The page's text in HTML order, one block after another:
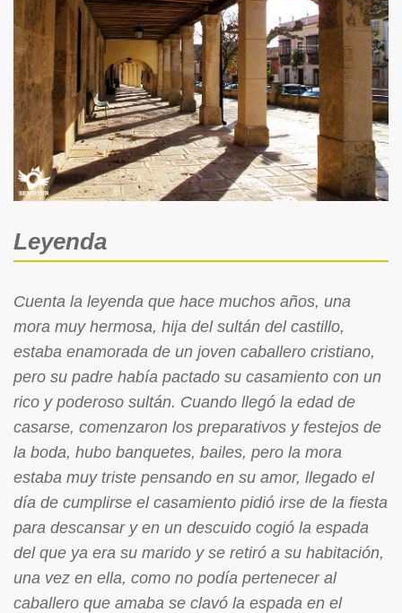
Leyenda
Cuenta la leyenda que hace muchos años, una
mora muy hermosa, hija del sultán del castillo,
estaba enamorada de un joven caballero cristiano,
pero su padre había pactado su casamiento con un
rico y poderoso sultán. Cuando llegó la edad de
casarse, comenzaron los preparativos y festejos de
la boda, hubo banquetes, bailes, pero la mora
estaba muy triste pensando en su amor, llegado el
día de cumplirse el casamiento pidió irse de la fiesta
para descansar y en un descuido cogió la espada
del que ya era su marido y se retiró a su habitación,
una vez en ella, como no podía pertenecer al
caballero que amaba se clavó la espada en el